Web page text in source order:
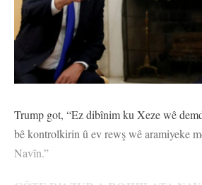
Trump got, “Ez dibînim ku Xeze wê
bê kontrolkirin û ev rewş wê aramiyeke
Navîn.”